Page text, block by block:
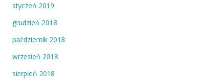
styczeń 2019
grudzień 2018
październik 2018
wrzesień 2018
sierpień 2018